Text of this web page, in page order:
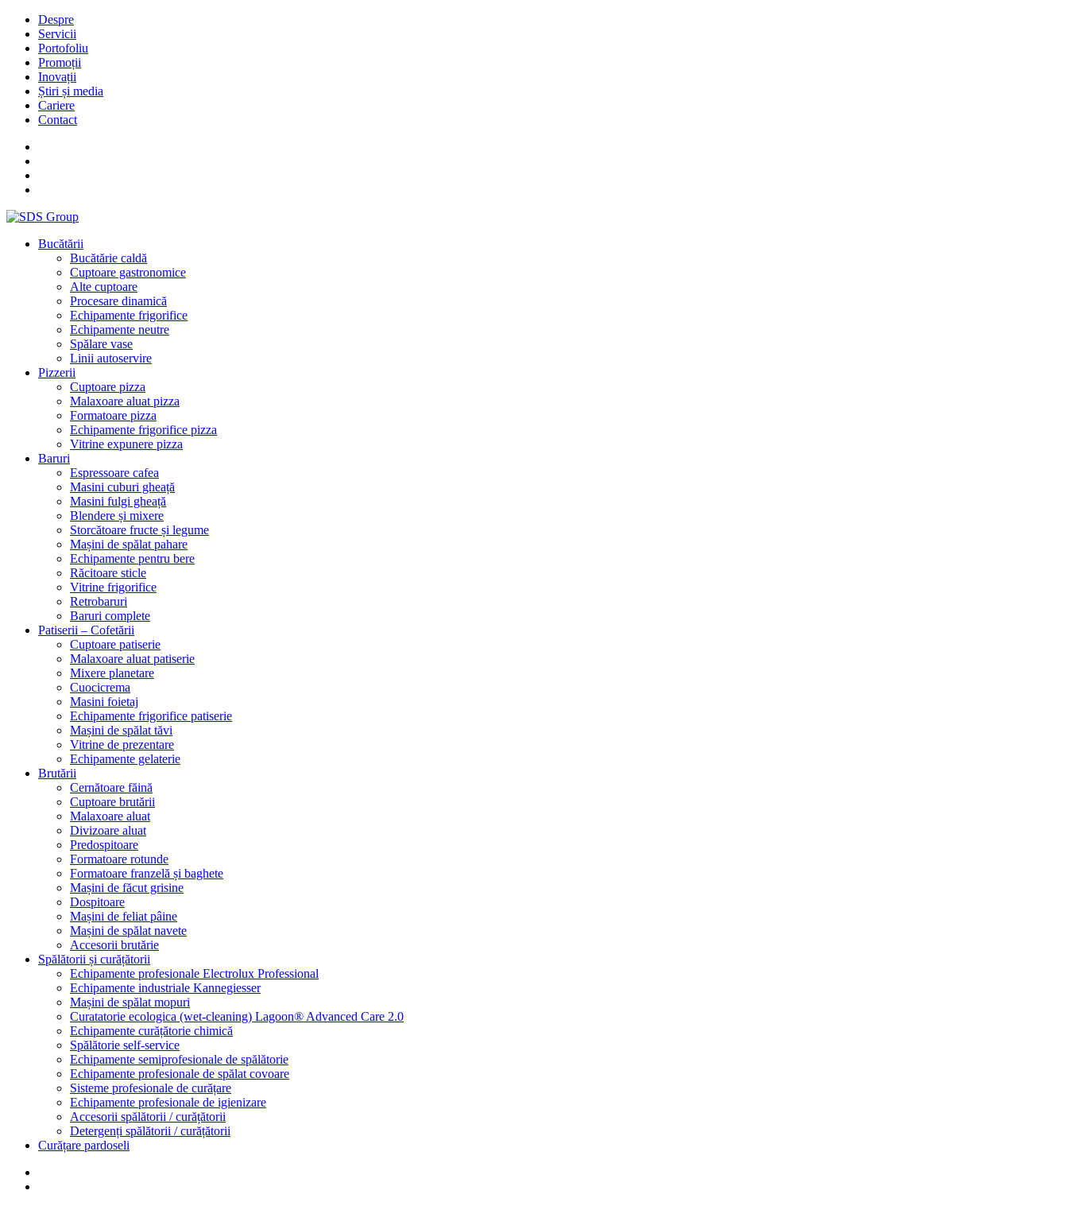
Despre
Servicii
Portofoliu
Promoții
Inovații
Știri și media
Cariere
Contact
Bucătării
Bucătărie caldă
Cuptoare gastronomice
Alte cuptoare
Procesare dinamică
Echipamente frigorifice
Echipamente neutre
Spălare vase
Linii autoservire
Pizzerii
Cuptoare pizza
Malaxoare aluat pizza
Formatoare pizza
Echipamente frigorifice pizza
Vitrine expunere pizza
Baruri
Espressoare cafea
Masini cuburi gheață
Masini fulgi gheață
Blendere și mixere
Storcătoare fructe și legume
Mașini de spălat pahare
Echipamente pentru bere
Răcitoare sticle
Vitrine frigorifice
Retrobaruri
Baruri complete
Patiserii – Cofetării
Cuptoare patiserie
Malaxoare aluat patiserie
Mixere planetare
Cuocicrema
Masini foietaj
Echipamente frigorifice patiserie
Mașini de spălat tăvi
Vitrine de prezentare
Echipamente gelaterie
Brutării
Cernătoare făină
Cuptoare brutării
Malaxoare aluat
Divizoare aluat
Predospitoare
Formatoare rotunde
Formatoare franzelă și baghete
Mașini de făcut grisine
Dospitoare
Mașini de feliat pâine
Mașini de spălat navete
Accesorii brutărie
Spălătorii și curățătorii
Echipamente profesionale Electrolux Professional
Echipamente industriale Kannegiesser
Mașini de spălat mopuri
Curatatorie ecologica (wet-cleaning) Lagoon® Advanced Care 2.0
Echipamente curățătorie chimică
Spălătorie self-service
Echipamente semiprofesionale de spălătorie
Echipamente profesionale de spălat covoare
Sisteme profesionale de curățare
Echipamente profesionale de igienizare
Accesorii spălătorii / curățătorii
Detergenți spălătorii / curățătorii
Curățare pardoseli